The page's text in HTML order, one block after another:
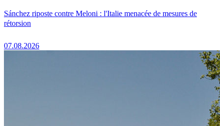
Sánchez riposte contre Meloni : l'Italie menacée de mesures de
rétorsion
07.08.2026